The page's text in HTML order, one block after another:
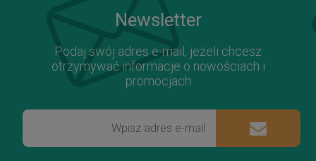
Newsletter
Podaj swój adres e-mail, jeżeli chcesz
otrzymywać informacje o nowościach i
promocjach